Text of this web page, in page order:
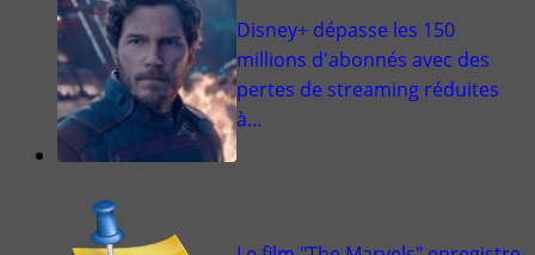
Disney+ dépasse les 150
millions d'abonnés avec des
pertes de streaming réduites
à…